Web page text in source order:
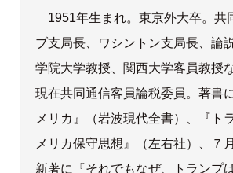
1951年生まれ。東京外大卒。共
ブ支局長、ワシントン支局長、論
学院大学教授、関西大学客員教授
現在共同通信客員論税委員。著書
メリカ』（岩波現代全書）、『ト
メリカ保守思想』（左右社）、７
新著に『それでもなぜ、トランプ